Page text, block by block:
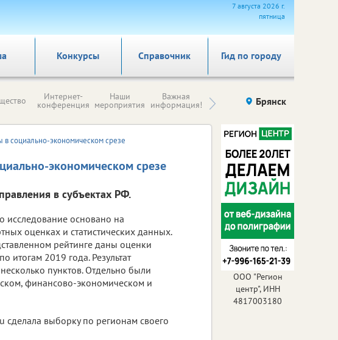
7 августа 2026 г.
пятница
Справочник Гид по городу
Конкурсы
Интернет-
конференция
Наши
мероприятия
Важная
информация! Происшествия Здоровье
Брянск
в социально-экономическом срезе
экономическом срезе
в субъектах РФ.
исследование основано на
оценках и статистических данных.
рейтинге даны оценки
итогам 2019 года. Результат
пунктов. Отдельно были
финансово-экономическом и
сделала выборку по регионам своего
ООО "Регион
центр", ИНН
4817003180